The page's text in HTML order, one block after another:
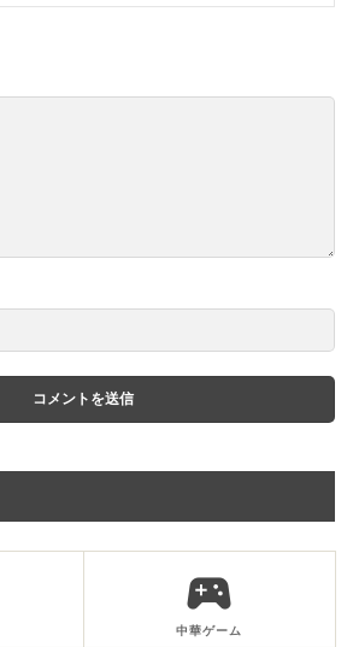
sports_esports
中華ゲーム